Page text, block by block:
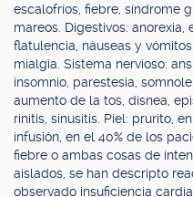
escalofríos, fiebre, síndrome
mareos. Digestivos: anorexia,
flatulencia, náuseas y
mialgia. Sistema nervioso:
insomnio, parestesia,
aumento de la tos, disnea,
rinitis, sinusitis. Piel: prurito,
infusión, en el 40% de los
fiebre o ambas cosas de
aislados, se han descripto
observado insuficiencia